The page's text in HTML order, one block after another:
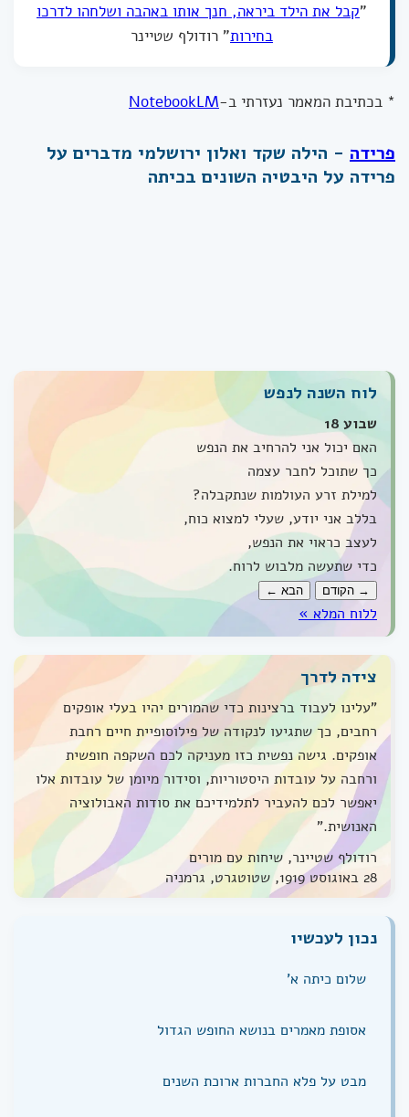
"קבל את הילד ביראה, חנך אותו באהבה ושלחהו לדרכו
בחירות" רודולף שטיינר
* בכתיבת המאמר נעזרתי ב-NotebookLM
פרידה - הילה שקד ואלון ירושלמי מדברים על
פרידה על היבטיה השונים בכיתה
לוח השנה לנפש
שבוע 18
האם יכול אני להרחיב את הנפש
כך שתוכל לחבר עצמה
למילת זרע העולמות שנתקבלה?
בללב אני יודע, שעלי למצוא כוח,
לעצב כראוי את הנפש,
כדי שתעשה מלבוש לרוח.
→ הקודם הבא ←
ללוח המלא »
צידה לדרך
"עלינו לעבוד ברצינות כדי שהמורים יהיו בעלי אופקים
רחבים, כך שתגיעו לנקודה של פילוסופיית חיים רחבת
אופקים. גישה נפשית כזו מעניקה לכם השקפה חופשית
ורחבה על עובדות היסטוריות, וסידור מיומן של עובדות אלו
יאפשר לכם להעביר לתלמידיכם את סודות האבולוציה
האנושית."
רודולף שטיינר, שיחות עם מורים
28 באוגוסט 1919, שטוטגרט, גרמניה
נכון לעכשיו
שלום כיתה א'
אסופת מאמרים בנושא החופש הגדול
מבט על פלא החברות ארוכת השנים